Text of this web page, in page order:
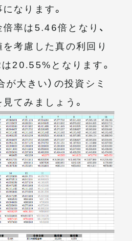
なります。
率は5.46倍となり、
考慮した真の利回り
20.55%となります。
が大きい）の投資シミ
てみましょう。